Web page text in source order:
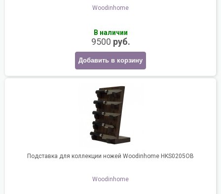
Woodinhome
В наличии
9500 руб.
Добавить в корзину
Подставка для коллекции ножей Woodinhome HKS0205OB
Woodinhome